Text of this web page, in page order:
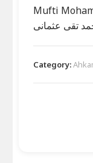
Mufti
تقی عثمانی
Category: